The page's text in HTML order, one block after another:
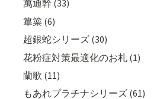
萬通幹 (33)
篳篥 (6)
超銀蛇シリーズ (30)
花粉症対策最適化のお札 (1)
蘭歌 (11)
もあれプラチナシリーズ (61)